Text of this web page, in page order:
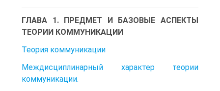
ГЛАВА 1. ПРЕДМЕТ И БАЗОВЫЕ АСПЕКТЫ
ТЕОРИИ КОММУНИКАЦИИ
Теория коммуникации
Междисциплинарный характер теории
коммуникации.